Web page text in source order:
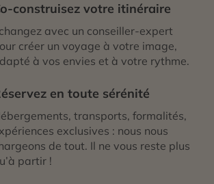
construisez votre itinéraire
avec un conseiller-expert
créer un voyage à votre image,
à vos envies et à votre rythme.
en toute sérénité
transports, formalités,
exclusives : nous nous
de tout. Il ne vous reste plus
partir !